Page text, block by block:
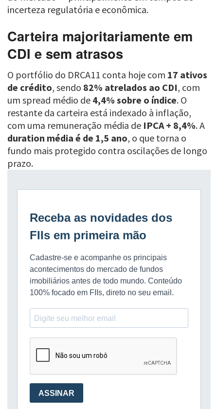
incerteza regulatória e econômica.
Carteira majoritariamente em
CDI e sem atrasos
O portfólio do DRCA11 conta hoje com 17 ativos
de crédito, sendo 82% atrelados ao CDI, com
um spread médio de 4,4% sobre o índice. O
restante da carteira está indexado à inflação,
com uma remuneração média de IPCA + 8,4%. A
duration média é de 1,5 ano, o que torna o
fundo mais protegido contra oscilações de longo
prazo.